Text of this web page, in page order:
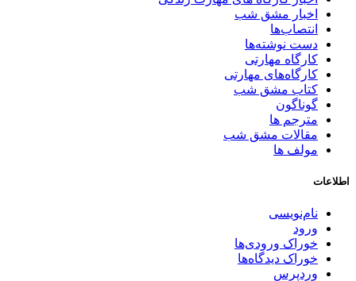
اخبار مشق شب
انتصاب‌ها
دست نوشته‌ها
کارگاه مهارتی
کارگاه‌های مهارتی
کتاب مشق شب
گوناگون
مترجم ها
مقالات مشق شب
مولف ها
اطلاعات
نام‌نویسی
ورود
خوراک ورودی‌ها
خوراک دیدگاه‌ها
وردپرس